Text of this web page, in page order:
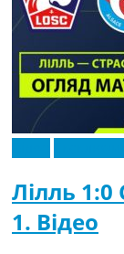
Лілль 1:0
1. Відео